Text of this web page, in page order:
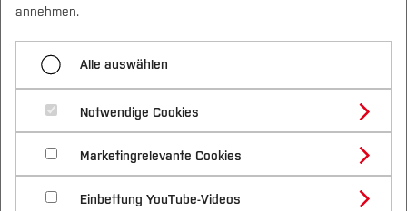
Studium
Studienangebote
Bachelorstudiengänge
Masterstudiengänge
Vor dem Studium
Bewerben & Einschreiben
Bewerbungsportal
Im Studium
Studienbüros und Prüfungen
Nach dem Studium
Forschung & Transfer
Profil
Forschungs- und Transferprofil
Schwerpunkte (FuT)
Beratung & Förderung
Nachhaltigkeit
Nachhaltigkeit studieren
International
3DLight OnSite
BIM.Ruhr
Projekt 3DLight_OnSite
CO2-reduzierte Leichtbauweise
durch den 3D-Druck von
annehmen.
Alle auswählen
Notwendige Cookies
Marketingrelevante Cookies
Einbettung YouTube-Videos